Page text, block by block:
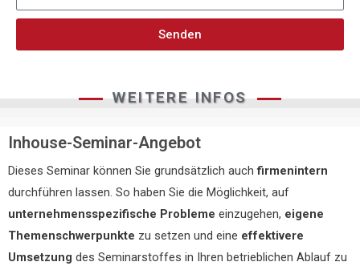
Senden
WEITERE INFOS
Inhouse-Seminar-Angebot
Dieses Seminar können Sie grundsätzlich auchfirmenintern
durchführen lassen. So haben Sie die Möglichkeit, auf
unternehmensspezifische Probleme einzugehen, eigene
Themenschwerpunkte zu setzen und eine effektivere
Umsetzung des Seminarstoffes in Ihren betrieblichen Ablauf zu